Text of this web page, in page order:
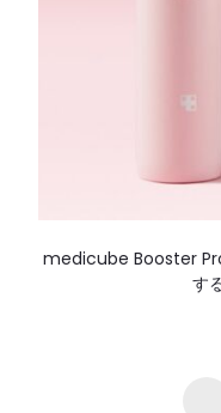
medicube Booster
す